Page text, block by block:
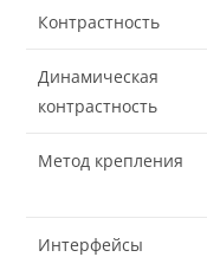
Контрастность
Динамическая
контрастность
Метод крепления
Интерфейсы